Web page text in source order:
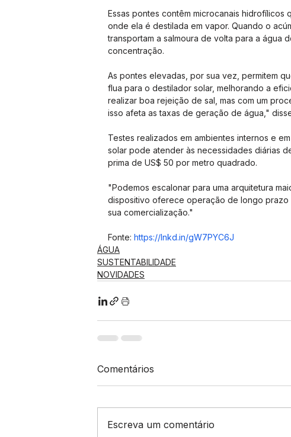
Essas pontes contêm microcanais hidrofílicos
onde ela é destilada em vapor. Quando o
transportam a salmoura de volta para a água
concentração.
As pontes elevadas, por sua vez, permitem
flua para o destilador solar, melhorando a
realizar boa rejeição de sal, mas com um
isso afeta as taxas de geração de água,"
Testes realizados em ambientes internos e
solar pode atender às necessidades diárias
prima de US$ 50 por metro quadrado.
"Podemos escalonar para uma arquitetura
dispositivo oferece operação de longo prazo
sua comercialização."
Fonte: https://lnkd.in/gW7PYC6J
ÁGUA
SUSTENTABILIDADE
NOVIDADES
Comentários
Escreva um comentário